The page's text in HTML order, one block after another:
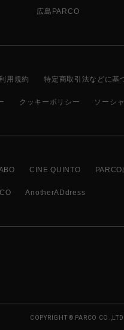
広島PARCO
用規約 特定商取引法などに基
クッキーポリシー ソーシ
CINE QUINTO PARCO
AnotherADdress
COPYRIGHT © PARCO